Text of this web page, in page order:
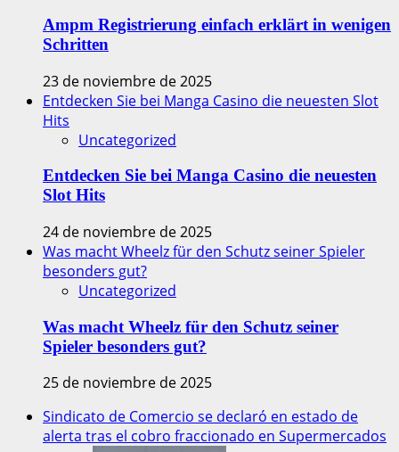
Ampm Registrierung einfach erklärt in wenigen
Schritten
23 de noviembre de 2025
Entdecken Sie bei Manga Casino die neuesten Slot
Hits
Uncategorized
Entdecken Sie bei Manga Casino die neuesten
Slot Hits
24 de noviembre de 2025
Was macht Wheelz für den Schutz seiner Spieler
besonders gut?
Uncategorized
Was macht Wheelz für den Schutz seiner
Spieler besonders gut?
25 de noviembre de 2025
Sindicato de Comercio se declaró en estado de
alerta tras el cobro fraccionado en Supermercados